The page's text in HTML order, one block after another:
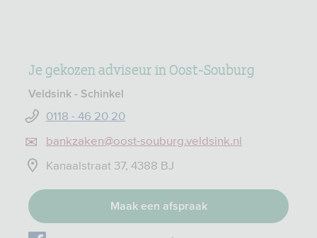
Je gekozen adviseur in Oost-Souburg
Veldsink - Schinkel
0118 - 46 20 20
bankzaken@oost-souburg.veldsink.nl
Kanaalstraat 37, 4388 BJ
Maak een afspraak